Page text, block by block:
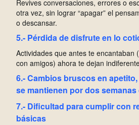
Revives conversaciones, errores o
otra vez, sin lograr “apagar” el
o descansar.
5.- Pérdida de disfrute en lo
Actividades que antes te encantaban
con amigos) ahora te dejan
6.- Cambios bruscos en
se mantienen por dos semanas
7.- Dificultad para cumplir con
básicas